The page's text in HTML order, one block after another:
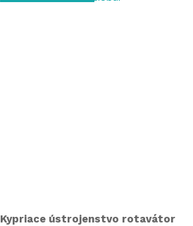
Kypriace ústrojenstvo rotavátor